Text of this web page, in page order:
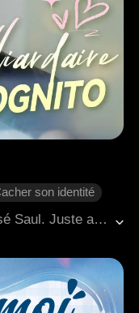
son identité
Thea a caché son identité et épousé Saul. Juste au moment où elle s'apprêtait à lui annoncer qu'elle était enceinte et impliquée dans un projet majeur, elle a été témoin de Saul accompagnant Zoe à une échographie prénatale. Le cœur brisé, elle est rentrée chez elle, pour faire face aux mots acerbes et jugements de sa belle-mère, ce qui a dégénéré en une dispute intense. Au milieu du conflit, Thea a tragiquement subi une fausse couche. Dévastée tant physiquement qu'émotionnellement, elle a perdu tout espoir et a demandé le divorce.<br>Après avoir traversé une série d'événements tumultueux, Saul a fini par faire le point sur ses véritables sentiments et a décidé de reconquérir Thea. Pendant ce temps, Thea, ayant été sauvée par les interventions opportunes de Saul lors de situations menaçantes pour sa vie, a lentement commencé à guérir de sa douleur et a trouvé en elle la capacité de lui pardonner. À la fin, les deux se sont réconciliés et ont décidé de reconstruire leur relation avec un engagement renouvelé.